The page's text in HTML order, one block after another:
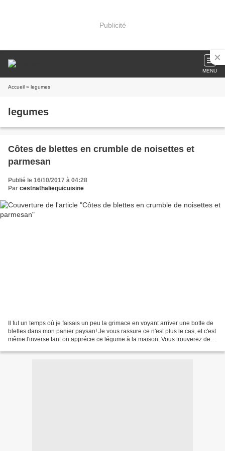
Publicité
MENU
Accueil » legumes
legumes
Côtes de blettes en crumble de noisettes et
parmesan
Publié le 16/10/2017 à 04:28
Par cestnathaliequicuisine
Il fut un temps où je faisais un peu la grimace en voyant arriver une botte de
blettes dans mon panier paysan! Je vous rassure ce n'est plus le cas, et c'est
même l'inverse tant on apprécie ce légume à la maison. Vous trouverez deux